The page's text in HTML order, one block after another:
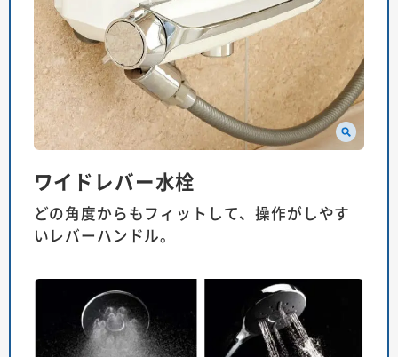
ワイドレバー水栓
どの角度からもフィットして、操作がしやす
いレバーハンドル。